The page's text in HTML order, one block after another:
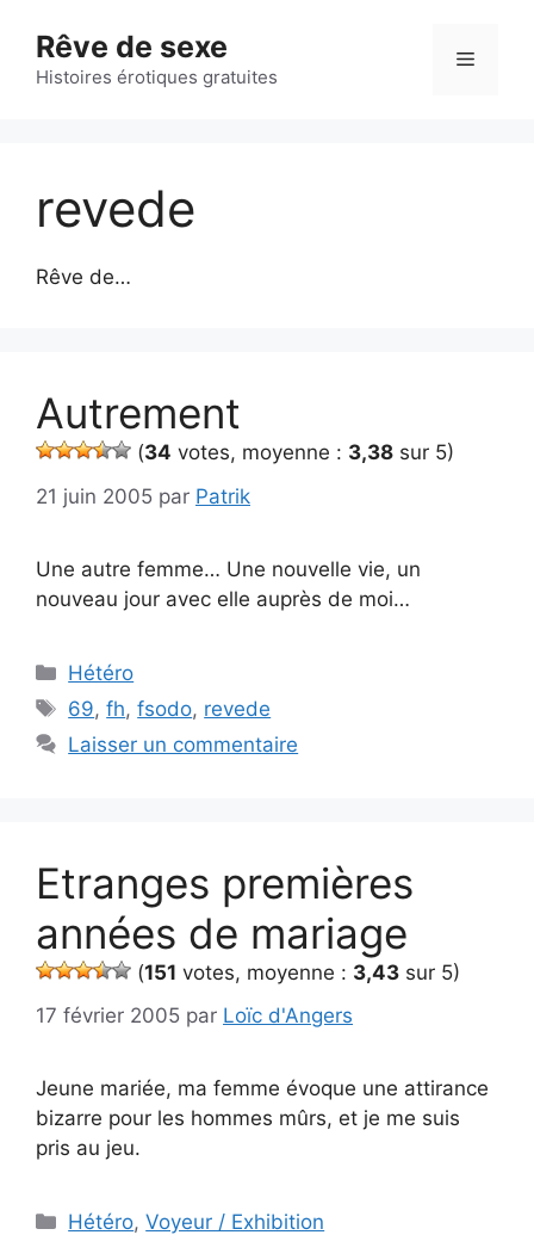
contenu
Rêve de sexe
Histoires érotiques gratuites
Menu
revede
Rêve de…
Autrement
(34 votes, moyenne : 3,38 sur 5)
21 juin 2005 par Patrik
Une autre femme… Une nouvelle vie, un
nouveau jour avec elle auprès de moi…
Catégories
Hétéro
Étiquettes
69,fh,fsodo, revede
Laisser un commentaire
Etranges premières
années de mariage
(151 votes, moyenne : 3,43 sur 5)
17 février 2005 par Loïc d'Angers
Jeune mariée, ma femme évoque une attirance
bizarre pour les hommes mûrs, et je me suis
pris au jeu.
Catégories
Hétéro,Voyeur / Exhibition